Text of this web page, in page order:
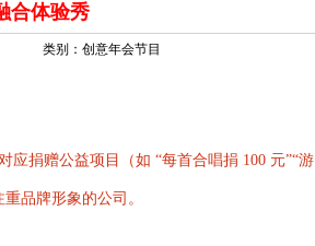
合体验秀
类别：创意年会节目
捐赠公益项目（如 “每首合唱捐 100 元”“游
品牌形象的公司。